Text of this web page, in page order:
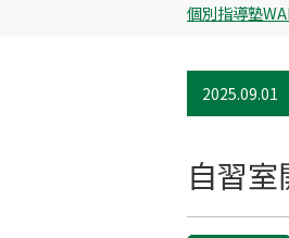
個別指導塾
2025.09.01
自習室